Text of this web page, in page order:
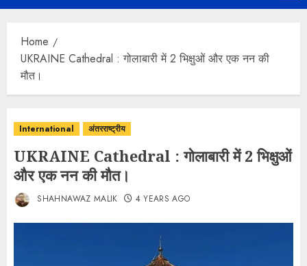
Home
UKRAINE Cathedral : गोलाबारी में 2 भिक्षुओं और एक नन की
मौत।
International अंतरराष्ट्रीय
UKRAINE Cathedral : गोलाबारी में 2 भिक्षुओं
और एक नन की मौत।
SHAHNAWAZ MALIK 4 YEARS AGO